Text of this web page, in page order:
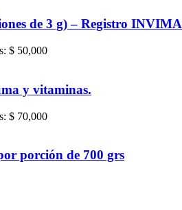
de 3 g) – Registro INVIMA
$ 50,000
y vitaminas.
$ 70,000
porción de 700 grs